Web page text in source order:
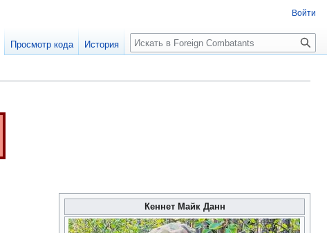
Кеннет Майк Данн
Войти
Просмотр кода История